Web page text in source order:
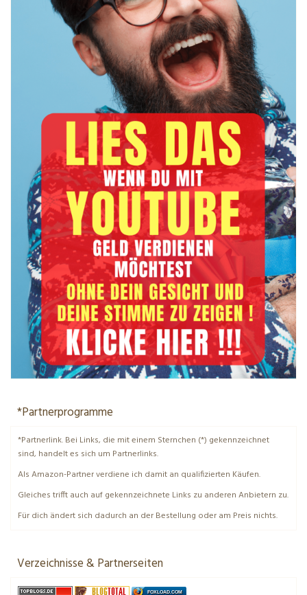
*Partnerprogramme
*Partnerlink. Bei Links, die mit einem Sternchen (*) gekennzeichnet
sind, handelt es sich um Partnerlinks.
Als Amazon-Partner verdiene ich damit an qualifizierten Käufen.
Gleiches trifft auch auf gekennzeichnete Links zu anderen Anbietern zu.
Für dich ändert sich dadurch an der Bestellung oder am Preis nichts.
Verzeichnisse & Partnerseiten
FOXLOAD.COM